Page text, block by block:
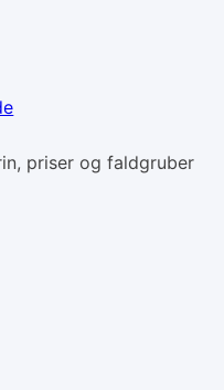
priser og faldgruber